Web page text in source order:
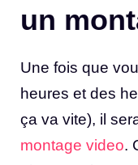
un
Une fois que
heures et des
ça va vite), il
montage video.